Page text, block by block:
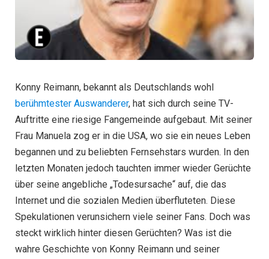
Konny Reimann, bekannt als Deutschlands wohl
berühmtester Auswanderer, hat sich durch seine TV-
Auftritte eine riesige Fangemeinde aufgebaut. Mit seiner
Frau Manuela zog er in die USA, wo sie ein neues Leben
begannen und zu beliebten Fernsehstars wurden. In den
letzten Monaten jedoch tauchten immer wieder Gerüchte
über seine angebliche „Todesursache“ auf, die das
Internet und die sozialen Medien überfluteten. Diese
Spekulationen verunsichern viele seiner Fans. Doch was
steckt wirklich hinter diesen Gerüchten? Was ist die
wahre Geschichte von Konny Reimann und seiner